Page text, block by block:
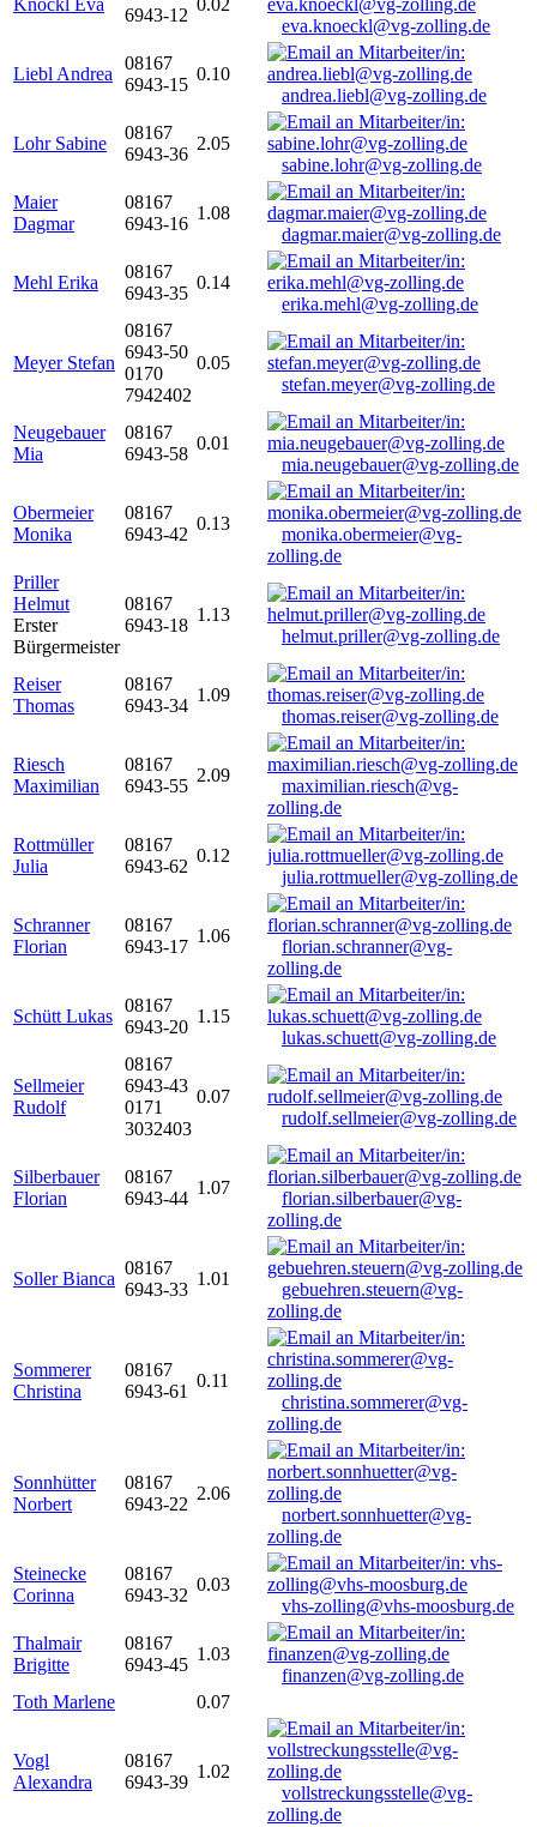
Knöckl Eva
6943-12
0.02
eva.knoeckl@vg-zolling.de
Liebl Andrea
08167
6943-15
0.10
andrea.liebl@vg-zolling.de
Lohr Sabine
08167
6943-36
2.05
sabine.lohr@vg-zolling.de
Maier
Dagmar
08167
6943-16
1.08
dagmar.maier@vg-zolling.de
Mehl Erika
08167
6943-35
0.14
erika.mehl@vg-zolling.de
Meyer Stefan
08167
6943-50
0170
7942402
0.05
stefan.meyer@vg-zolling.de
Neugebauer
Mia
08167
6943-58
0.01
mia.neugebauer@vg-zolling.de
Obermeier
Monika
08167
6943-42
0.13
monika.obermeier@vg-
zolling.de
Priller
Helmut
Erster
Bürgermeister
08167
6943-18
1.13
helmut.priller@vg-zolling.de
Reiser
Thomas
08167
6943-34
1.09
thomas.reiser@vg-zolling.de
Riesch
Maximilian
08167
6943-55
2.09
maximilian.riesch@vg-
zolling.de
Rottmüller
Julia
08167
6943-62
0.12
julia.rottmueller@vg-zolling.de
Schranner
Florian
08167
6943-17
1.06
florian.schranner@vg-
zolling.de
Schütt Lukas
08167
6943-20
1.15
lukas.schuett@vg-zolling.de
Sellmeier
Rudolf
08167
6943-43
0171
3032403
0.07
rudolf.sellmeier@vg-zolling.de
Silberbauer
Florian
08167
6943-44
1.07
florian.silberbauer@vg-
zolling.de
Soller Bianca
08167
6943-33
1.01
gebuehren.steuern@vg-
zolling.de
Sommerer
Christina
08167
6943-61
0.11
christina.sommerer@vg-
zolling.de
Sonnhütter
Norbert
08167
6943-22
2.06
norbert.sonnhuetter@vg-
zolling.de
Steinecke
Corinna
08167
6943-32
0.03
vhs-zolling@vhs-moosburg.de
Thalmair
Brigitte
08167
6943-45
1.03
finanzen@vg-zolling.de
Toth Marlene
0.07
Vogl
Alexandra
08167
6943-39
1.02
vollstreckungsstelle@vg-
zolling.de